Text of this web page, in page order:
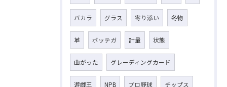
バカラ グラス 寄り添い 冬物
革 ボッテガ 計量 状態
曲がった グレーディングカード
遊戯王 NPB プロ野球 チップス